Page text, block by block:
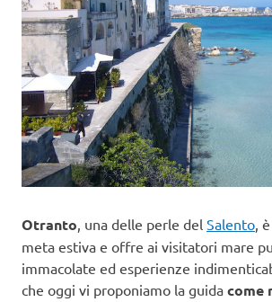
Otranto, una delle perle del Salento,
meta estiva e offre ai visitatori mare
immacolate ed esperienze
che oggi vi proponiamo la guida come